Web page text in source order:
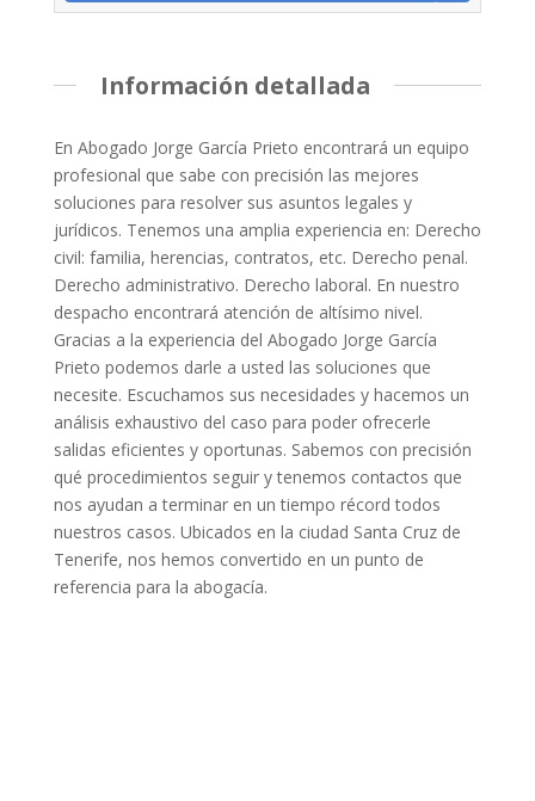
Información detallada
En Abogado Jorge García Prieto encontrará un equipo
profesional que sabe con precisión las mejores
soluciones para resolver sus asuntos legales y
jurídicos. Tenemos una amplia experiencia en: Derecho
civil: familia, herencias, contratos, etc. Derecho penal.
Derecho administrativo. Derecho laboral. En nuestro
despacho encontrará atención de altísimo nivel.
Gracias a la experiencia del Abogado Jorge García
Prieto podemos darle a usted las soluciones que
necesite. Escuchamos sus necesidades y hacemos un
análisis exhaustivo del caso para poder ofrecerle
salidas eficientes y oportunas. Sabemos con precisión
qué procedimientos seguir y tenemos contactos que
nos ayudan a terminar en un tiempo récord todos
nuestros casos. Ubicados en la ciudad Santa Cruz de
Tenerife, nos hemos convertido en un punto de
referencia para la abogacía.